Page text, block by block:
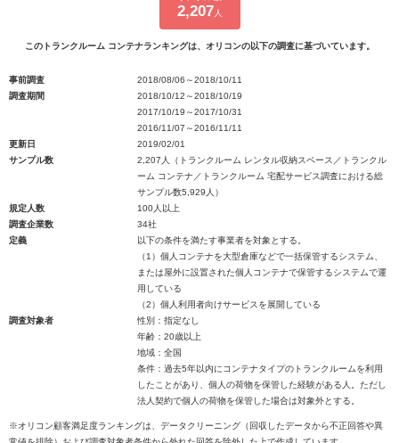
2,207 人
このトランクルーム コンテナランキングは、オリコンの以下の調査に基づいています。
事前調査
2018/08/06～2018/10/11
調査期間
2018/10/12～2018/10/19
2017/10/19～2017/10/31
2016/11/07～2016/11/11
更新日
2019/02/01
サンプル数
2,207人（トランクルーム レンタル収納スペース／トランクル
ーム コンテナ／トランクルーム 宅配サービス調査における総
サンプル数5,929人）
規定人数
100人以上
調査企業数
34社
定義
以下の条件を満たす事業者を対象とする。
（1）個人コンテナを大型倉庫などで一括保管するシステム、
または屋外に設置された個人コンテナで保管するシステムで運
用している
（2）個人利用者向けサービスを展開している
調査対象者
性別：指定なし
年齢：20歳以上
地域：全国
条件：過去5年以内にコンテナタイプのトランクルームを利用
したことがあり、個人の荷物を保管した経験がある人。ただし
法人契約で個人の荷物を保管した場合は対象外とする。
※オリコン顧客満足度ランキングは、データクリーニング（回収したデータから不正回答や異